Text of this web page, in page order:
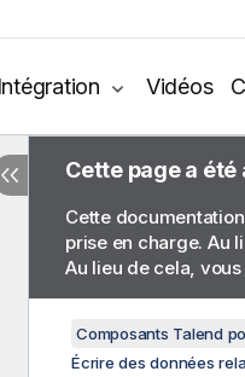
Intégration Vidéos
Cette page a été
Cette
prise en charge. Au
Au lieu de cela,
Composants Talend
Écrire des données